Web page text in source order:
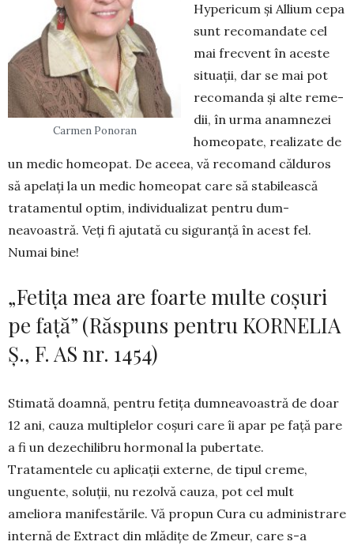
Carmen Ponoran
Hype­ricum și Allium cepa
sunt recomandate cel
mai frecvent în aceste
situații, dar se mai pot
recomanda și alte reme­
dii, în urma anamnezei
ho­meopate, realizate de
un me­dic homeopat. De aceea, vă recomand călduros
să apelați la un medic homeopat care să stabilească
tratamentul op­tim, individualizat pentru dum­
neavoastră. Veți fi aju­tată cu siguranță în acest fel.
Numai bine!
„Fetița mea are foarte multe coșuri
pe față” (Răspuns pentru KORNELIA
Ș., F. AS nr. 1454)
Stimată doamnă, pentru fetița dumneavoastră de doar
12 ani, cauza multiplelor coșuri care îi apar pe față pare
a fi un dezechilibru hormonal la pubertate.
Tratamentele cu aplicații externe, de tipul creme,
unguente, soluții, nu rezolvă cauza, pot cel mult
ameliora manifestările. Vă propun Cura cu admi­nistrare
internă de Extract din mlădițe de Zmeur, care s-a